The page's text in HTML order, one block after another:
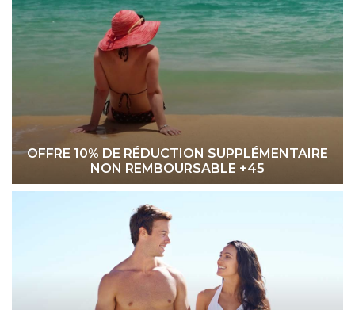
OFFRE 10% DE RÉDUCTION SUPPLÉMENTAIRE
NON REMBOURSABLE +45